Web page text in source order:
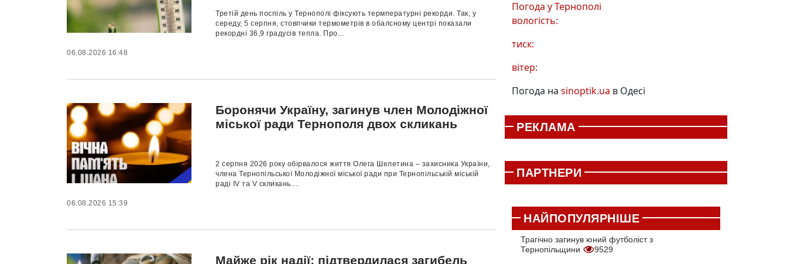
Третій день поспіль у Тернополі фіксують термпературні рекорди. Так, у
середу, 5 серпня, стовпчики термометрів в обалсному центрі показали
рекордні 36,9 градусів тепла. Про...
06.08.2026 16:48
Боронячи Україну, загинув член Молодіжної
міської ради Тернополя двох скликань
2 серпня 2026 року обірвалося життя Олега Шелетина – захисника України,
члена Тернопільської Молодіжної міської ради при Тернопільській міській
раді IV та V скликань....
06.08.2026 15:39
Майже рік надії: підтвердилася загибель
Погода уТернополі
вологість:
тиск:
вітер:
Погода на sinoptik.ua в Одесі
РЕКЛАМА
ПАРТНЕРИ
НАЙПОПУЛЯРНІШЕ
Трагічно загинув юний футболіст з
Тернопільщини
9529